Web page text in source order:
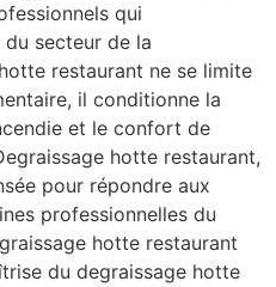
qui
secteur de la
restaurant ne se limite
il conditionne la
et le confort de
hotte restaurant,
pour répondre aux
professionnelles du
hotte restaurant
du degraissage hotte